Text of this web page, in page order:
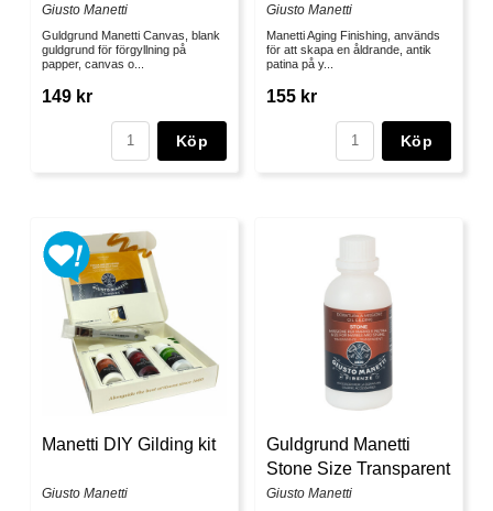
Giusto Manetti
Guldgrund Manetti Canvas, blank
guldgrund för förgyllning på
papper, canvas o...
149 kr
Köp
Giusto Manetti
Manetti Aging Finishing, används
för att skapa en åldrande, antik
patina på y...
155 kr
Köp
Manetti DIY Gilding kit
Giusto Manetti
Guldgrund Manetti
Stone Size Transparent
Giusto Manetti